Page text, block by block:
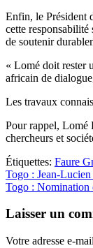
Enfin, le Président
cette
de soutenir
« Lomé doit rester
africain de
Les travaux
Pour rappel, Lomé
chercheurs et
Étiquettes: Faure
Navigation
de
l’article
Togo : Jean-Lucien
Togo : Nomination
Laisser un
Votre adresse e-